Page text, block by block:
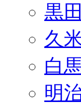
黒
久
白
明